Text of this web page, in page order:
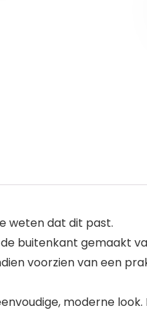
weten dat dit past.
buitenkant gemaakt
voorzien van een
moderne